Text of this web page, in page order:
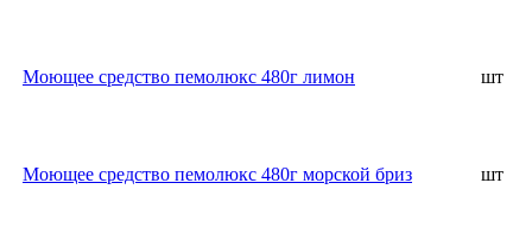
Моющее средство пемолюкс 480г лимон шт
Моющее средство пемолюкс 480г морской бриз шт